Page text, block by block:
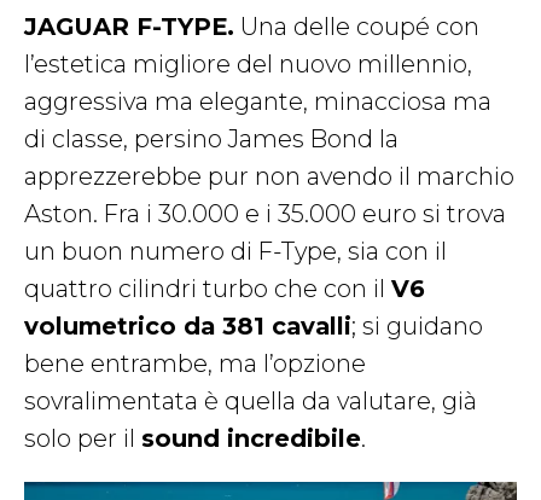
JAGUAR F-TYPE. Una delle coupé con
l’estetica migliore del nuovo millennio,
aggressiva ma elegante, minacciosa ma
di classe, persino James Bond la
apprezzerebbe pur non avendo il marchio
Aston. Fra i 30.000 e i 35.000 euro si trova
un buon numero di F-Type, sia con il
quattro cilindri turbo che con il V6
volumetrico da 381 cavalli; si guidano
bene entrambe, ma l’opzione
sovralimentata è quella da valutare, già
solo per il sound incredibile.